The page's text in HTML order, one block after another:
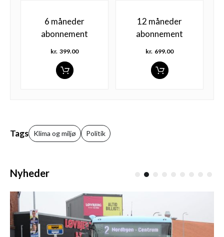
6 måneder
abonnement
kr. 399.00
12 måneder
abonnement
kr. 699.00
Tags Klima og miljø Politik
Nyheder